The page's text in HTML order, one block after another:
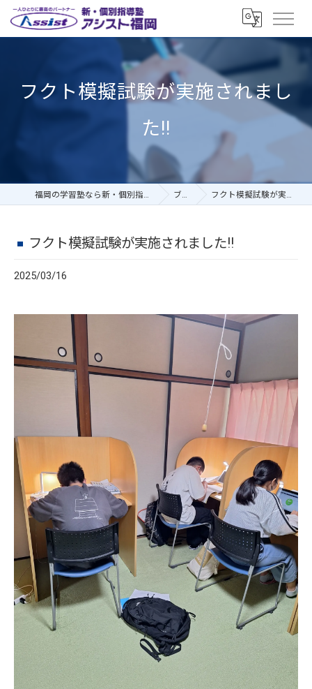
フクト模擬試験が実施されまし
た!!
福岡の学習塾なら新・個別指導塾アシスト福岡 ブログ フクト模擬試験が実施されました!!
フクト模擬試験が実施されました!!
2025/03/16